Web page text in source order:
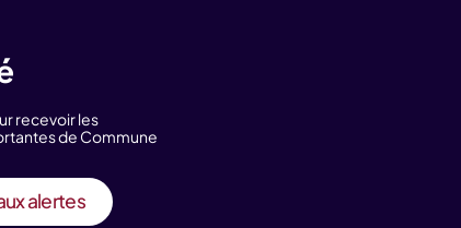
recevoir les
de Commune
alertes